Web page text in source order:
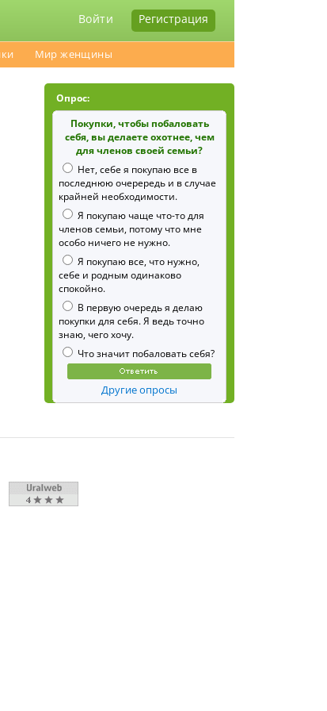
Войти Регистрация
Мир женщины
Опрос:
Покупки, чтобы побаловать
себя, вы делаете охотнее, чем
для членов своей семьи?
Нет, себе я покупаю все в
последнюю очерередь и в случае
крайней необходимости.
Я покупаю чаще что-то для
членов семьи, потому что мне
особо ничего не нужно.
Я покупаю все, что нужно,
себе и родным одинаково
спокойно.
В первую очередь я делаю
покупки для себя. Я ведь точно
знаю, чего хочу.
Что значит побаловать себя?
Другие опросы